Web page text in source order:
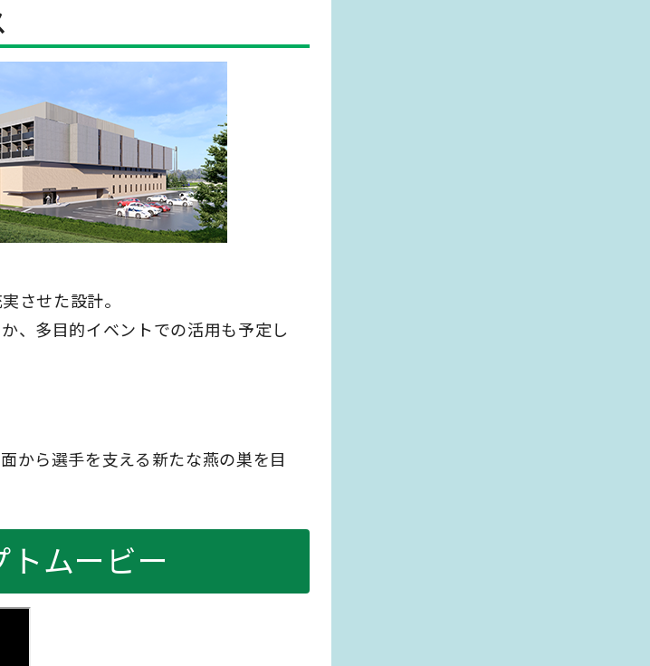
させた設計。
、多目的イベントでの活用も予定し
から選手を支える新たな燕の巣を目
ムービー